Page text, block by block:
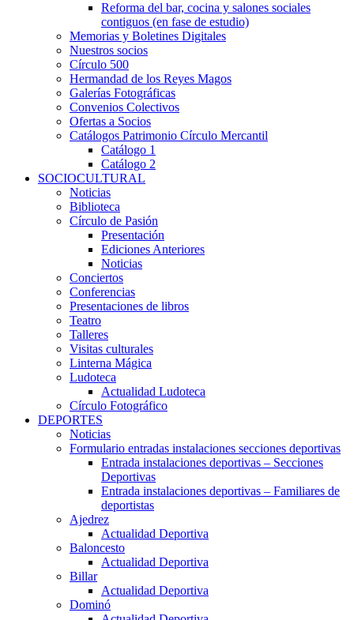
Reforma del bar, cocina y salones sociales
contiguos (en fase de estudio)
Memorias y Boletines Digitales
Nuestros socios
Círculo 500
Hermandad de los Reyes Magos
Galerías Fotográficas
Convenios Colectivos
Ofertas a Socios
Catálogos Patrimonio Círculo Mercantil
Catálogo 1
Catálogo 2
SOCIOCULTURAL
Noticias
Biblioteca
Círculo de Pasión
Presentación
Ediciones Anteriores
Noticias
Conciertos
Conferencias
Presentaciones de libros
Teatro
Talleres
Visitas culturales
Linterna Mágica
Ludoteca
Actualidad Ludoteca
Círculo Fotográfico
DEPORTES
Noticias
Formulario entradas instalaciones secciones deportivas
Entrada instalaciones deportivas – Secciones
Deportivas
Entrada instalaciones deportivas – Familiares de
deportistas
Ajedrez
Actualidad Deportiva
Baloncesto
Actualidad Deportiva
Billar
Actualidad Deportiva
Dominó